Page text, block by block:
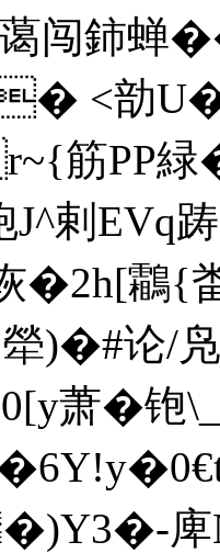
闯鈰蝉
<勏
筋PP
J^剌
鸘
)�#论/
萧�铇